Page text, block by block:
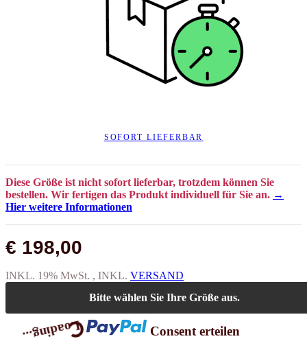
SOFORT LIEFERBAR
Diese Größe ist nicht sofort lieferbar, trotzdem können Sie
bestellen. Wir fertigen das Produkt individuell für Sie an. →
Hier weitere Informationen
€ 198,00
INKL. 19% MwSt. , INKL. VERSAND
Bitte wählen Sie Ihre Größe aus.
Loading... Consent erteilen